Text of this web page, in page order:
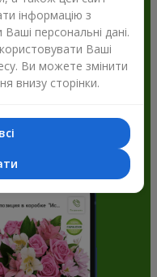
бонуси
інформацію з
персональні дані.
Ваші
Ви можете змінити
внизу сторінки.